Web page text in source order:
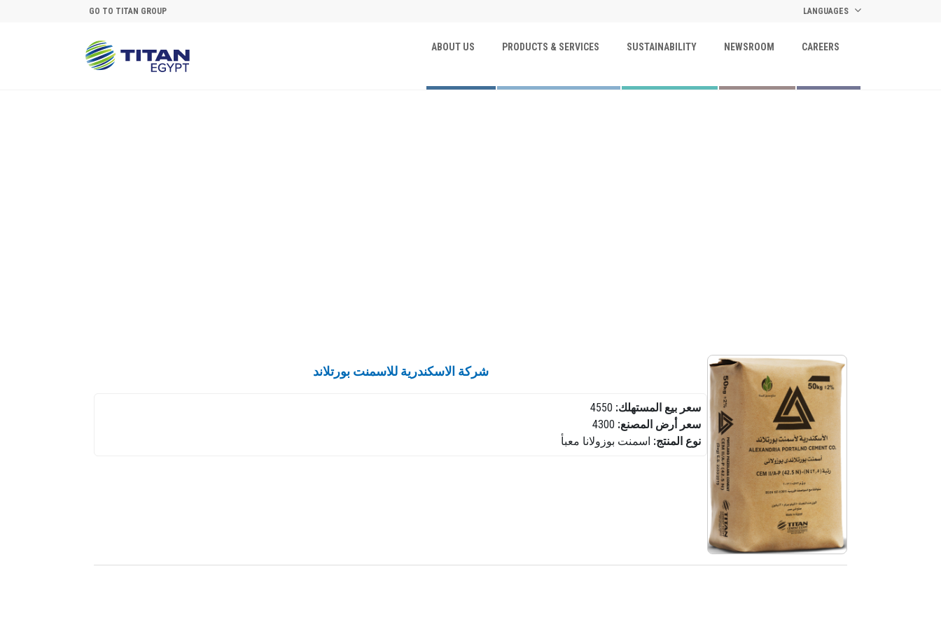
GO TO TITAN GROUP LANGUAGES
ABOUT US PRODUCTS & SERVICES SUSTAINABILITY NEWSROOM CAREERS
شركة الاسكندرية للاسمنت بورتلاند
سعر بيع المستهلك:
سعر أرض المصنع:
نوع المنتج: اسمنت بوزولانا معبأ